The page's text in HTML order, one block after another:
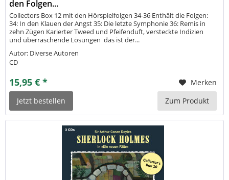
den Folgen...
Collectors Box 12 mit den Hörspielfolgen 34-36 Enthält die Folgen:
34: In den Klauen der Angst 35: Die letzte Symphonie 36: Remis in
zehn Zügen Karierter Tweed und Pfeifenduft, versteckte Indizien
und überraschende Lösungen  das ist der...
Autor: Diverse Autoren
CD
15,95 € *
Merken
Jetzt bestellen
Zum Produkt